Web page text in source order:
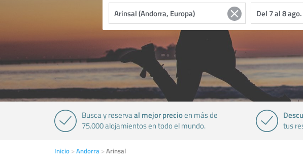
Busca y reservaal mejor precioen más de
75.000 alojamientos en todo el mundo.
tus
Inicio Andorra Arinsal